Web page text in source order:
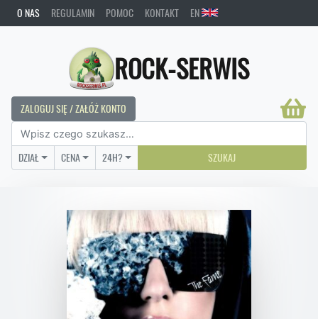
O NAS REGULAMIN POMOC KONTAKT EN
ROCK-SERWIS
ZALOGUJ SIĘ / ZAŁÓŻ KONTO
DZIAŁ CENA 24H? SZUKAJ